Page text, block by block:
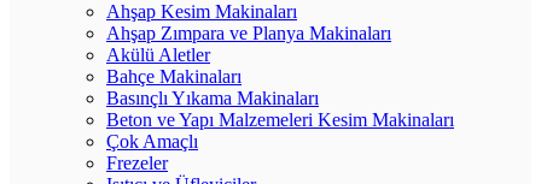
Ahşap Kesim Makinaları
Ahşap Zımpara ve Planya Makinaları
Akülü Aletler
Bahçe Makinaları
Basınçlı Yıkama Makinaları
Beton ve Yapı Malzemeleri Kesim Makinaları
Çok Amaçlı
Frezeler